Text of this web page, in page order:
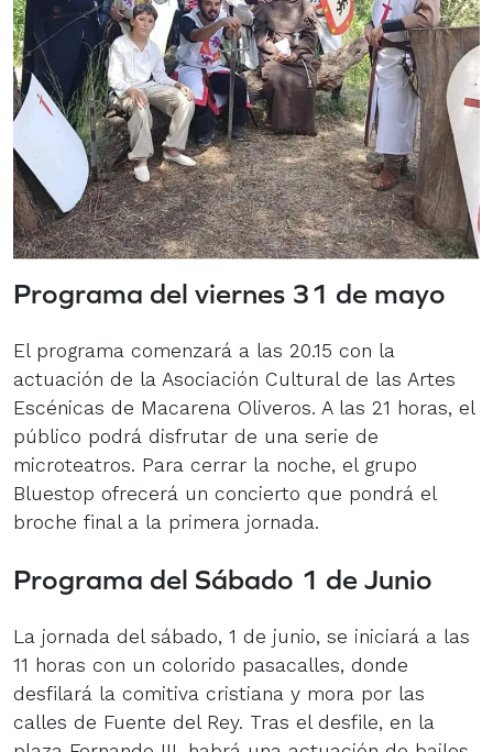
Programa del viernes 31 de mayo
El programa comenzará a las 20.15 con la
actuación de la Asociación Cultural de las Artes
Escénicas de Macarena Oliveros. A las 21 horas, el
público podrá disfrutar de una serie de
microteatros. Para cerrar la noche, el grupo
Bluestop ofrecerá un concierto que pondrá el
broche final a la primera jornada.
Programa del Sábado 1 de Junio
La jornada del sábado, 1 de junio, se iniciará a las
11 horas con un colorido pasacalles, donde
desfilará la comitiva cristiana y mora por las
calles de Fuente del Rey. Tras el desfile, en la